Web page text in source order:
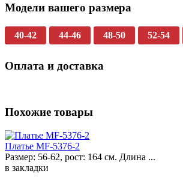
Модели вашего размера
40-42 44-46 48-50 52-54
Оплата и доставка
Похожие товары
Платье MF-5376-2
Размер: 56-62, рост: 164 см. Длина ...
в закладки